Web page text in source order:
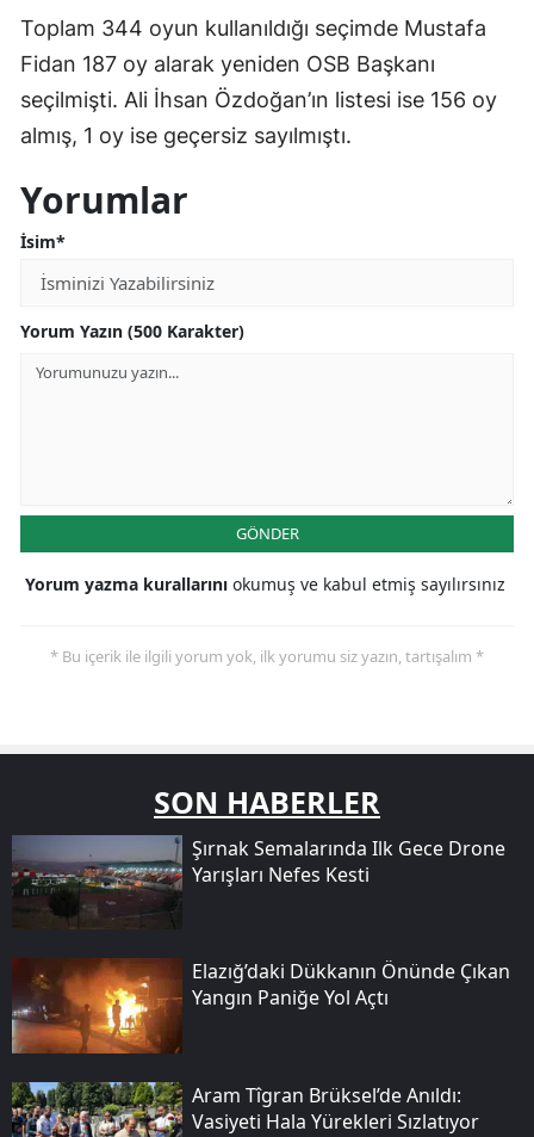
Toplam 344 oyun kullanıldığı seçimde Mustafa
Fidan 187 oy alarak yeniden OSB Başkanı
seçilmişti. Ali İhsan Özdoğan’ın listesi ise 156 oy
almış, 1 oy ise geçersiz sayılmıştı.
Yorumlar
İsim*
Yorum Yazın (500 Karakter)
GÖNDER
Yorum yazma kurallarını okumuş ve kabul etmiş sayılırsınız
* Bu içerik ile ilgili yorum yok, ilk yorumu siz yazın, tartışalım *
SON HABERLER
Şırnak Semalarında Ilk Gece Drone
Yarışları Nefes Kesti
Elazığ’daki Dükkanın Önünde Çıkan
Yangın Paniğe Yol Açtı
Aram Tîgran Brüksel’de Anıldı:
Vasiyeti Hala Yürekleri Sızlatıyor